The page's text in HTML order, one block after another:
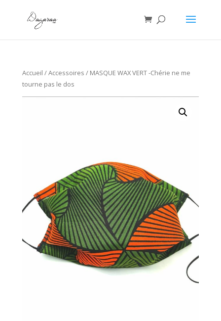
Accueil /Accessoires / MASQUE WAX VERT -Chérie ne me
tourne pas le dos